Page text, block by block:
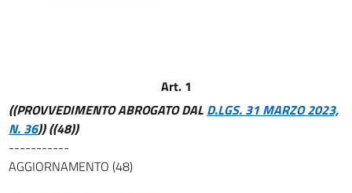
16
17
17 bis
Art. 1
((PROVVEDIMENTO ABROGATO DAL D.LGS. 31 MARZO 2023,
N. 36)) ((48))
-----------
AGGIORNAMENTO (48)